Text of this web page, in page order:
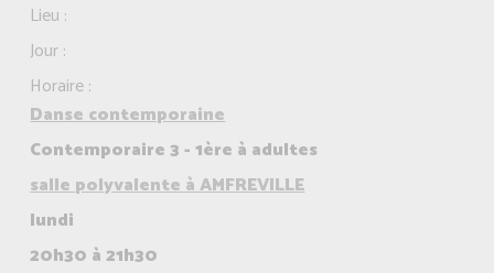
Lieu :
Jour :
Horaire :
Danse contemporaine
Contemporaire 3 - 1ère à adultes
salle polyvalente à AMFREVILLE
lundi
20h30 à 21h30